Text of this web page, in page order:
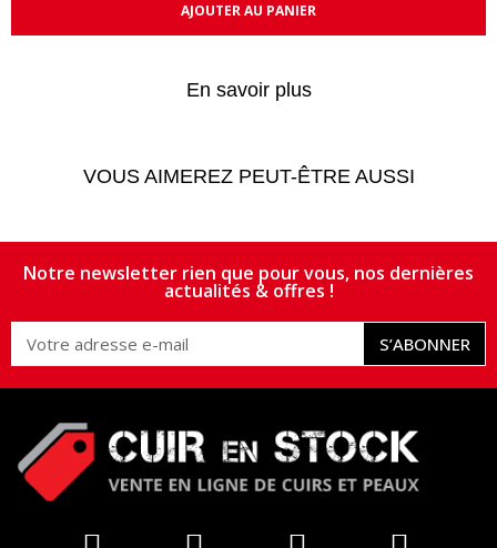
AJOUTER AU PANIER
En savoir plus
VOUS AIMEREZ PEUT-ÊTRE AUSSI
Notre newsletter rien que pour vous, nos dernières
actualités & offres !
S’ABONNER